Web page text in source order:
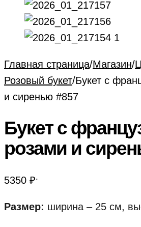
Главная страница/Магазин/
Розовый букет/Букет с
и сиренью #857
Букет с
розами и
5350 ₽.
Размер: ширина – 25 см,